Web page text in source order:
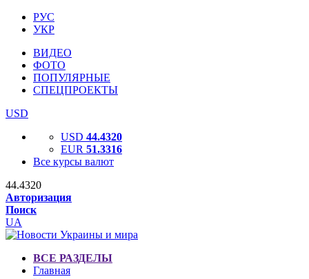
РУС
УКР
ВИДЕО
ФОТО
ПОПУЛЯРНЫЕ
СПЕЦПРОЕКТЫ
USD
USD 44.4320
EUR 51.3316
Все курсы валют
44.4320
Авторизация
Поиск
UA
ВСЕ РАЗДЕЛЫ
Главная